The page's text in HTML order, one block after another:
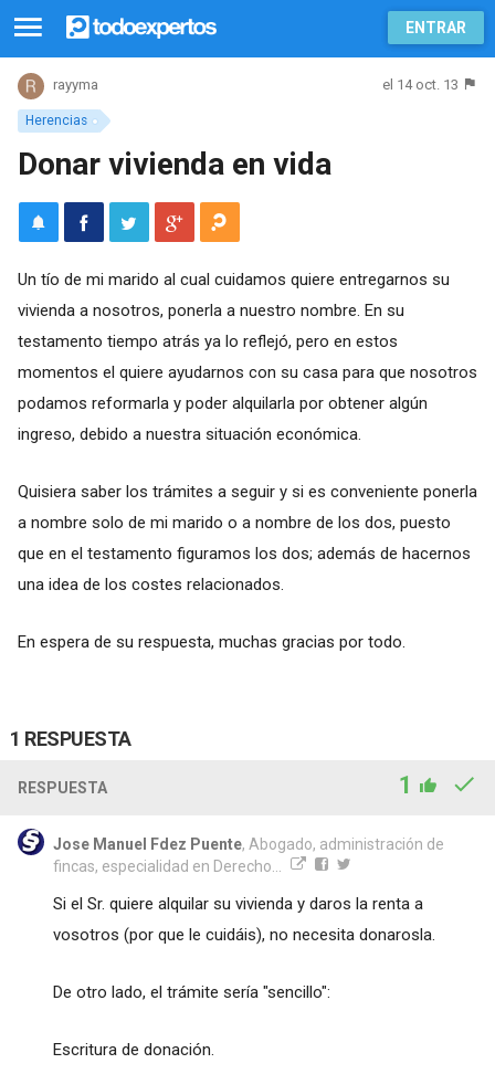
ENTRAR
Herencias
rayyma el 14 oct. 13
Donar vivienda en vida
Un tío de mi marido al cual cuidamos quiere entregarnos su
vivienda a nosotros, ponerla a nuestro nombre. En su
testamento tiempo atrás ya lo reflejó, pero en estos
momentos el quiere ayudarnos con su casa para que nosotros
podamos reformarla y poder alquilarla por obtener algún
ingreso, debido a nuestra situación económica.
Quisiera saber los trámites a seguir y si es conveniente ponerla
a nombre solo de mi marido o a nombre de los dos, puesto
que en el testamento figuramos los dos; además de hacernos
una idea de los costes relacionados.
En espera de su respuesta, muchas gracias por todo.
1 RESPUESTA
RESPUESTA 1
Jose Manuel Fdez Puente, Abogado, administración de
fincas, especialidad en Derecho...
Si el Sr. quiere alquilar su vivienda y daros la renta a
vosotros (por que le cuidáis), no necesita donarosla.
De otro lado, el trámite sería "sencillo":
Escritura de donación.